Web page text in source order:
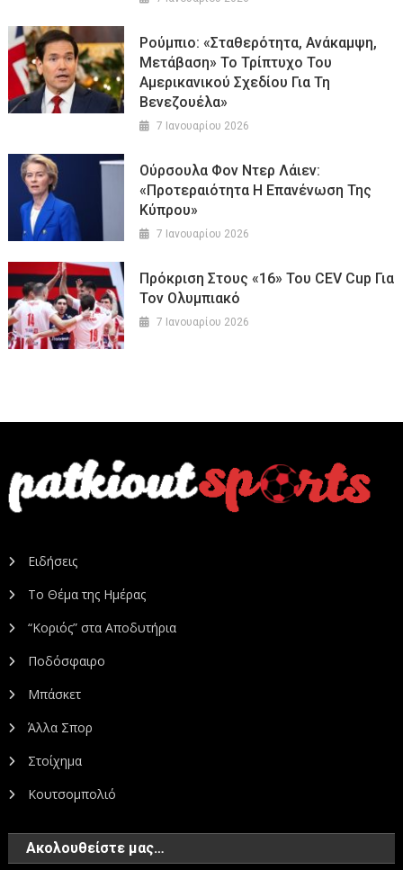
Ρούμπιο: «Σταθερότητα, Ανάκαμψη,
Μετάβαση» Το Τρίπτυχο Του
Αμερικανικού Σχεδίου Για Τη
Βενεζουέλα»
7 Ιανουαρίου 2026
Ούρσουλα Φον Ντερ Λάιεν:
«Προτεραιότητα Η Επανένωση Της
Κύπρου»
7 Ιανουαρίου 2026
Πρόκριση Στους «16» Του CEV Cup Για
Τον Ολυμπιακό
7 Ιανουαρίου 2026
Ειδήσεις
Το Θέμα της Ημέρας
“Κοριός” στα Αποδυτήρια
Ποδόσφαιρο
Μπάσκετ
Άλλα Σπορ
Στοίχημα
Κουτσομπολιό
Ακολουθείστε μας…